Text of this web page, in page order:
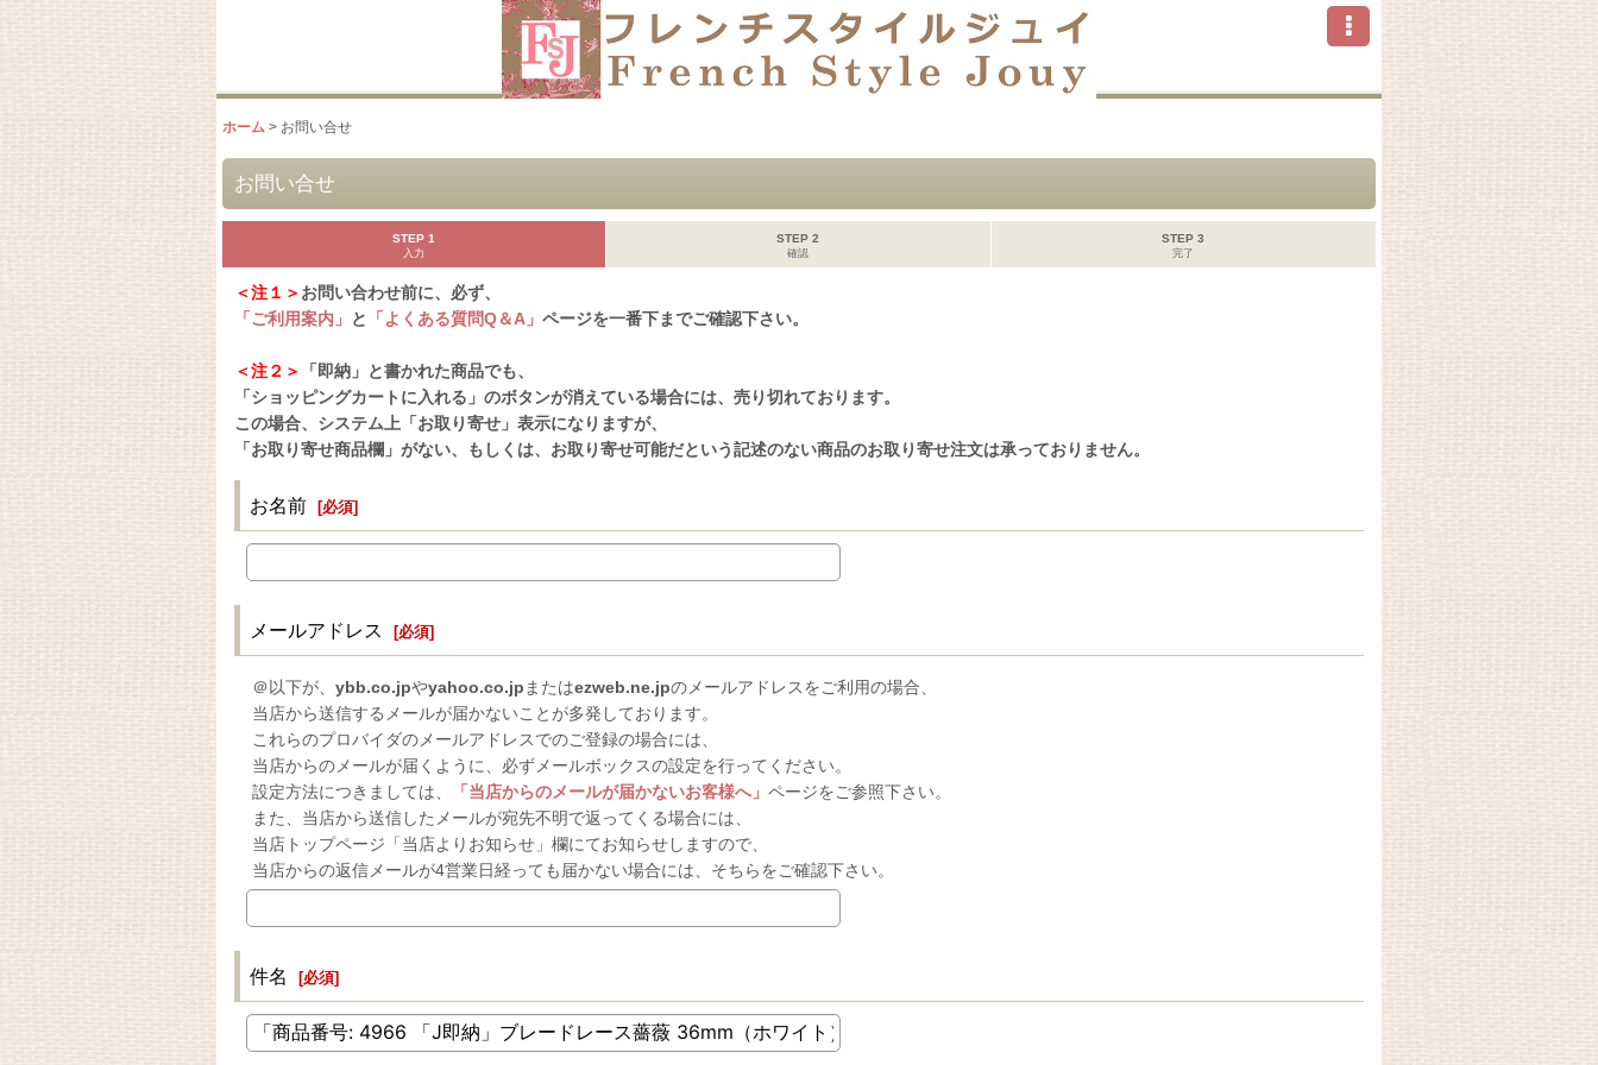
ホーム > お問い合せ
お問い合せ
STEP 1
入力
STEP 2
確認
STEP 3
完了
＜注１＞ お問い合わせ前に、必ず、
「ご利用案内」 と 「よくある質問Q＆A」 ページを一番下までご確認下さい。
＜注２＞
「即納」と書かれた商品でも、
「ショッピングカートに入れる」のボタンが消えている場合には、売り切れております。
この場合、システム上「お取り寄せ」表示になりますが、
「お取り寄せ商品欄」がない、もしくは、お取り寄せ可能だという記述のない商品のお取り寄せ注文は承っておりません。
お名前 [必須]
メールアドレス [必須]
＠以下が、 ybb.co.jpやyahoo.co.jp またはezweb.ne.jpのメールアドレスをご利用の場合、
当店から送信するメールが届かないことが多発しております。
これらのプロバイダのメールアドレスでのご登録の場合には、
当店からのメールが届くように、必ずメールボックスの設定を行ってください。
設定方法につきましては、
「当店からのメールが届かないお客様へ」 ページをご参照下さい。
また、当店から送信したメールが宛先不明で返ってくる場合には、
当店トップページ「当店よりお知らせ」欄にてお知らせしますので、
当店からの返信メールが4営業日経っても届かない場合には、そちらをご確認下さい。
件名 [必須]